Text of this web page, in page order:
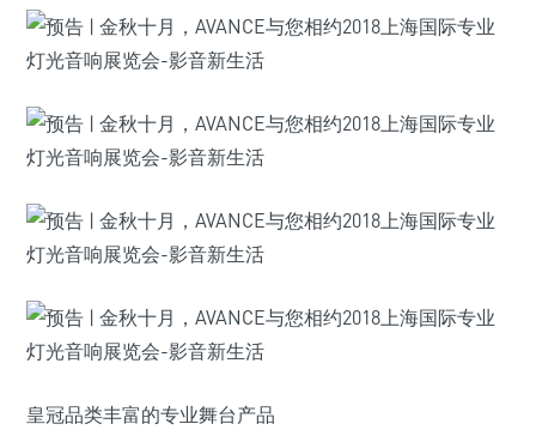
皇冠品类丰富的专业舞台产品